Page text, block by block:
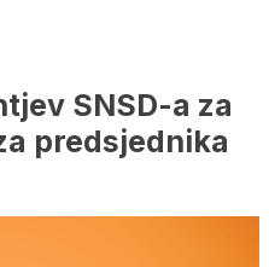
SNSD-a za
predsjednika